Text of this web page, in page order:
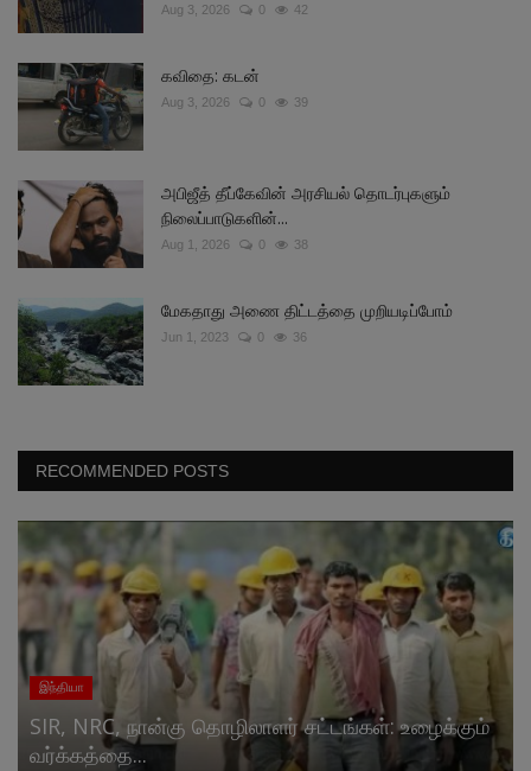
Aug 3, 2026 0 42
கவிதை: கடன்
Aug 3, 2026 0 39
அபிஜீத் தீப்கேவின் அரசியல் தொடர்புகளும்
நிலைப்பாடுகளின்...
Aug 1, 2026 0 38
மேகதாது அணை திட்டத்தை முறியடிப்போம்
Jun 1, 2023 0 36
RECOMMENDED POSTS
இந்தியா
SIR, NRC, நான்கு தொழிலாளர் சட்டங்கள்: உழைக்கும்
வர்க்கத்தை...